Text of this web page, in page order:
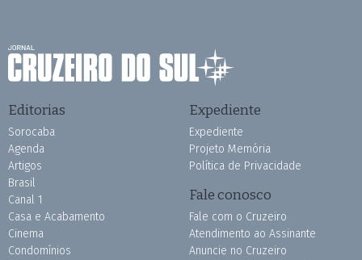
Editorias
Sorocaba
Agenda
Artigos
Brasil
Canal 1
Casa e Acabamento
Cinema
Condomínios
Expediente
Expediente
Projeto Memória
Política de Privacidade
Fale conosco
Fale com o Cruzeiro
Atendimento ao Assinante
Anuncie no Cruzeiro